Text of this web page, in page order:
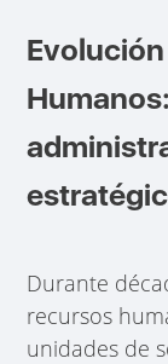
Durante
recursos
unidades de